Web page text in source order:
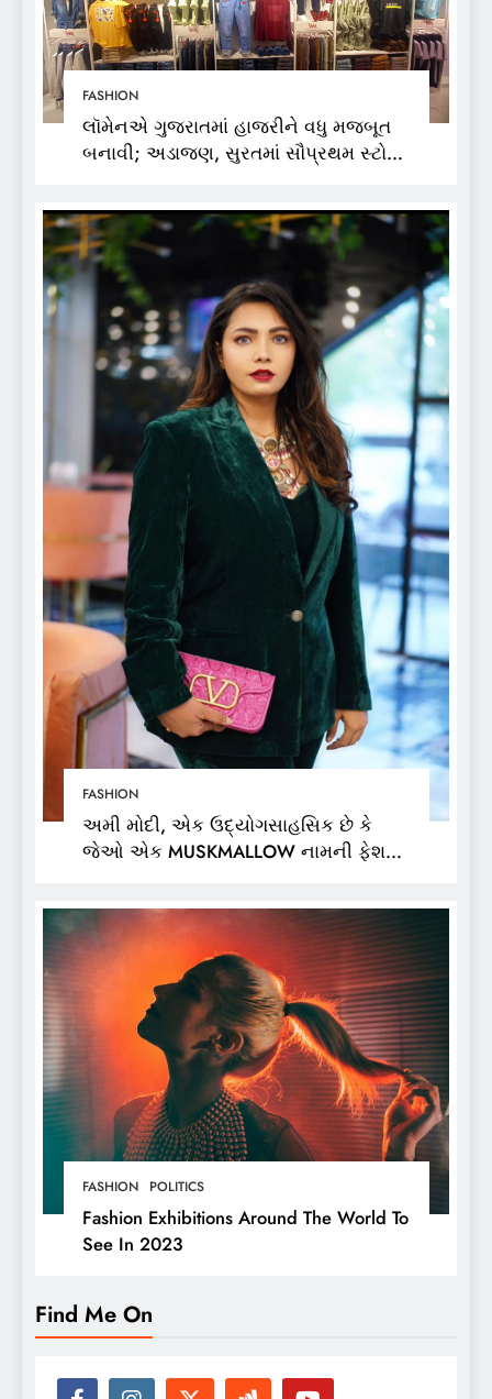
FASHION
લૉમેનએ ગુજરાતમાં હાજરીને વધુ મજબૂત
બનાવી; અડાજણ, સુરતમાં સૌપ્રથમ સ્ટોર
FASHION
અમી મોદી, એક ઉદ્યોગસાહસિક છે કે
જેઓ એક MUSKMALLOW નામની ફેશન
FASHION POLITICS
Fashion Exhibitions Around The World To
See In 2023
Find Me On